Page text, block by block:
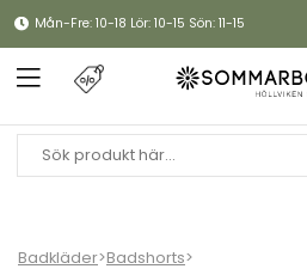
Mån-Fre: 10-18 Lör: 10-15 Sön: 11-15
Badkläder>Badshorts>